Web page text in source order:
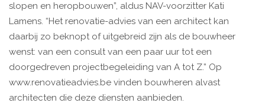
slopen en heropbouwen”, aldus NAV-voorzitter Kati
Lamens. “Het renovatie-advies van een architect kan
daarbij zo beknopt of uitgebreid zijn als de bouwheer
wenst: van een consult van een paar uur tot een
doorgedreven projectbegeleiding van A tot Z.” Op
www.renovatieadvies.be vinden bouwheren alvast
architecten die deze diensten aanbieden.